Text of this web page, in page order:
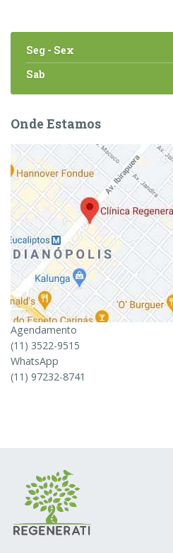
Seg - Sex
Sab
Onde Estamos
Agendamento
(11) 3522-9515
WhatsApp
(11) 97232-8741